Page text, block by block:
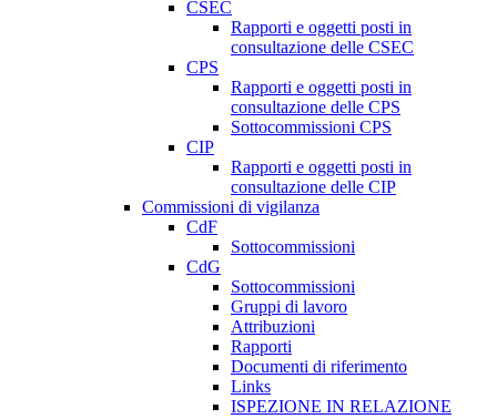
CSEC
Rapporti e oggetti posti in
consultazione delle CSEC
CPS
Rapporti e oggetti posti in
consultazione delle CPS
Sottocommissioni CPS
CIP
Rapporti e oggetti posti in
consultazione delle CIP
Commissioni di vigilanza
CdF
Sottocommissioni
CdG
Sottocommissioni
Gruppi di lavoro
Attribuzioni
Rapporti
Documenti di riferimento
Links
ISPEZIONE IN RELAZIONE